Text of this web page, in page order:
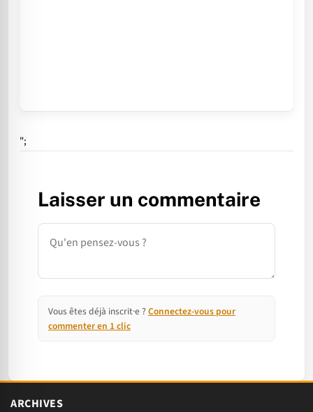
";
Laisser un commentaire
Commentaire
Vous êtes déjà inscrit·e ? Connectez-vous pour
commenter en 1 clic
ARCHIVES